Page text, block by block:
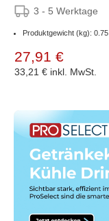
3 - 5 Werktage
Produktgewicht (kg): 0.75
27,91 €
33,21 € inkl. MwSt.